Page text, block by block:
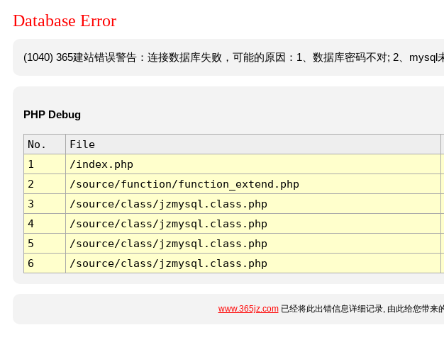
Database Error
(1040) 365建站错误警告：连接数据库失败，可能的原因：1、数据库密码不对; 2、mysql
PHP Debug
No. File
1
/index.php
2
/source/function/function_extend.php
3
/source/class/jzmysql.class.php
4
/source/class/jzmysql.class.php
5
/source/class/jzmysql.class.php
6
/source/class/jzmysql.class.php
www.365jz.com已经将此出错信息详细记录, 由此给您带来